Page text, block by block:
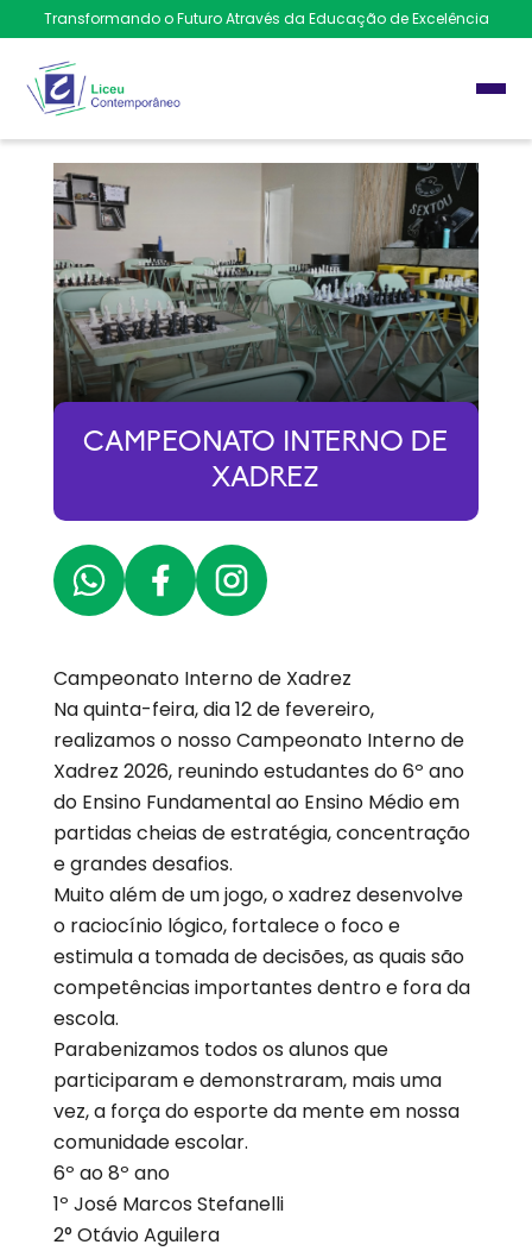
Transformando o Futuro Através da Educação de Excelência
CAMPEONATO INTERNO DE
XADREZ
Campeonato Interno de Xadrez
Na quinta-feira, dia 12 de fevereiro,
realizamos o nosso Campeonato Interno de
Xadrez 2026, reunindo estudantes do 6º ano
do Ensino Fundamental ao Ensino Médio em
partidas cheias de estratégia, concentração
e grandes desafios.
Muito além de um jogo, o xadrez desenvolve
o raciocínio lógico, fortalece o foco e
estimula a tomada de decisões, as quais são
competências importantes dentro e fora da
escola.
Parabenizamos todos os alunos que
participaram e demonstraram, mais uma
vez, a força do esporte da mente em nossa
comunidade escolar.
6º ao 8º ano
1º José Marcos Stefanelli
2° Otávio Aguilera